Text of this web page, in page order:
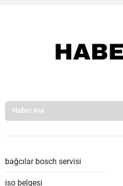
bağcılar bosch servisi
iso belgesi